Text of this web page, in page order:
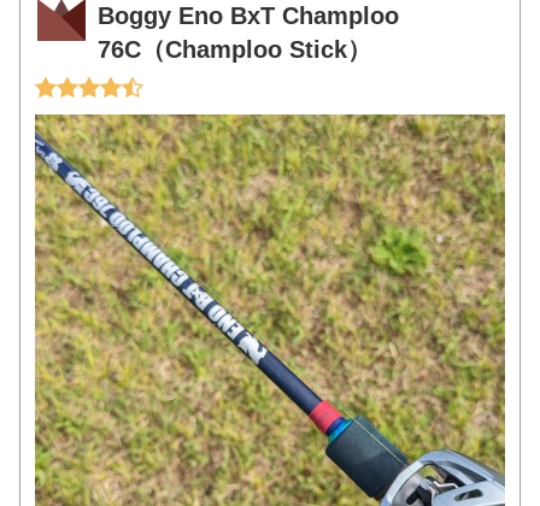
Boggy Eno BxT Champloo
76C（Champloo Stick）